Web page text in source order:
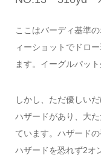
ここはバーディ基準
ィーショットでドロ
ます。イーグルパッ
しかし、ただ優しい
ハザードがあり、大
ています。ハザード
ハザードを恐れず2オ